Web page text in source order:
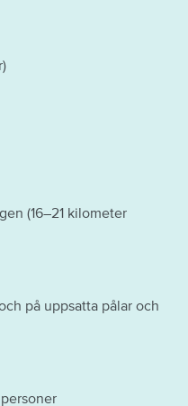
(16–21 kilometer
på uppsatta pålar och